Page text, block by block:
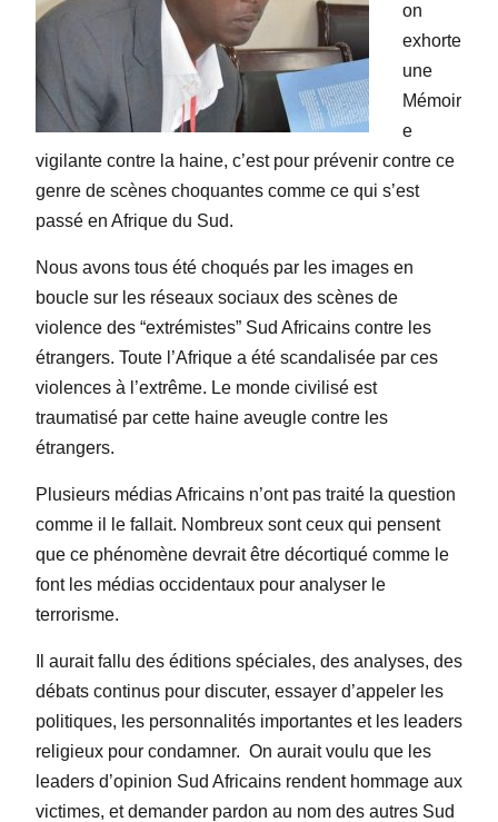
on
exhorte
une
Mémoir
e
vigilante contre la haine, c’est pour prévenir contre ce
genre de scènes choquantes comme ce qui s’est
passé en Afrique du Sud.
Nous avons tous été choqués par les images en
boucle sur les réseaux sociaux des scènes de
violence des “extrémistes” Sud Africains contre les
étrangers. Toute l’Afrique a été scandalisée par ces
violences à l’extrême. Le monde civilisé est
traumatisé par cette haine aveugle contre les
étrangers.
Plusieurs médias Africains n’ont pas traité la question
comme il le fallait. Nombreux sont ceux qui pensent
que ce phénomène devrait être décortiqué comme le
font les médias occidentaux pour analyser le
terrorisme.
Il aurait fallu des éditions spéciales, des analyses, des
débats continus pour discuter, essayer d’appeler les
politiques, les personnalités importantes et les leaders
religieux pour condamner. On aurait voulu que les
leaders d’opinion Sud Africains rendent hommage aux
victimes, et demander pardon au nom des autres Sud